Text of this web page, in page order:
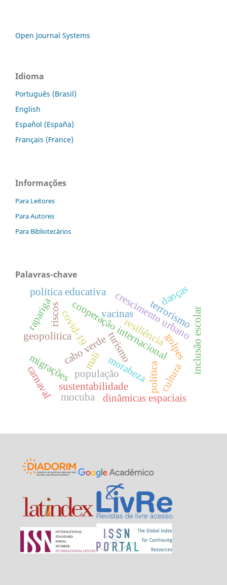
Open Journal Systems
Idioma
Português (Brasil)
English
Español (España)
Français (France)
Informações
Para Leitores
Para Autores
Para Bibliotecários
Palavras-chave
cabo verdeturismo
morabeza
cooperação internacional
covid-19
vacinas
geopolítica
crescimento urbano
migrações população
resiliência
sustentabilidade
inclusão escolar
política educativa
mali golpes
política
terrorismo
cultura
danças
dinâmicas espaciais
carnaval
raparigariscos
mocuba